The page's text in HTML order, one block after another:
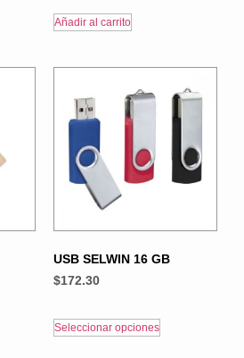
Añadir al carrito
USB SELWIN 16 GB
$172.30
Seleccionar opciones